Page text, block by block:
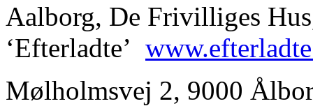
Aalborg, De Frivilliges
‘Efterladte’
Mølholmsvej 2, 9000